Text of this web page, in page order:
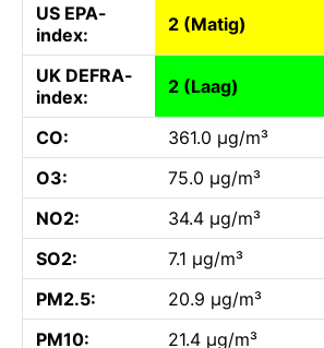
US EPA-
index:
2 (Matig)
UK DEFRA-
index:
2 (Laag)
CO:
361.0 µg/m³
O3:
75.0 µg/m³
NO2:
34.4 µg/m³
SO2:
7.1 µg/m³
PM2.5:
20.9 µg/m³
PM10:
21.4 µg/m³